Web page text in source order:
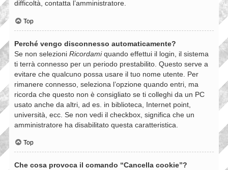
difficoltà, contatta l’amministratore.
Top
Perché vengo disconnesso automaticamente?
Se non selezioni Ricordamiquando effettui il login, il sistema
ti terrà connesso per un periodo prestabilito. Questo serve a
evitare che qualcuno possa usare il tuo nome utente. Per
rimanere connesso, seleziona l’opzione quando entri, ma
ricorda che questo non è consigliato se ti colleghi da un PC
usato anche da altri, ad es. in biblioteca, Internet point,
università, ecc. Se non vedi il checkbox, significa che un
amministratore ha disabilitato questa caratteristica.
Top
Che cosa provoca il comando “Cancella cookie”?